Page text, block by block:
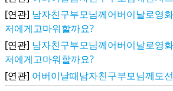
[연관] 남자친구부모님께어버이날로영
저에게고마워할까요?
[연관] 남자친구부모님께어버이날로영
저에게고마워할까요?
[연관] 어버이날때남자친구부모님께도